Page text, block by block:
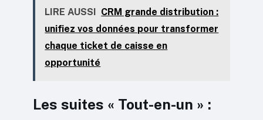
LIRE AUSSI
CRM grande distribution :
unifiez vos données pour transformer
chaque ticket de caisse en
opportunité
Les suites « Tout-en-un » :